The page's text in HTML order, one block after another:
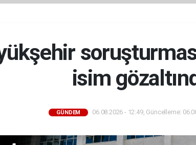
isim
GÜNDEM 06.08.2026 - 12:49, Güncelleme: